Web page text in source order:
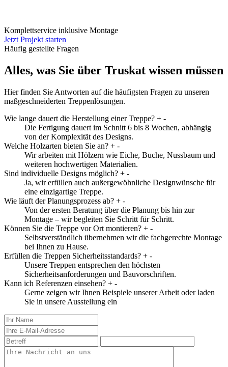
Komplettservice inklusive Montage
Jetzt Projekt starten
Häufig gestellte Fragen
Alles, was Sie über Truskat wissen müssen
Hier finden Sie Antworten auf die häufigsten Fragen zu unseren
maßgeschneiderten Treppenlösungen.
Wie lange dauert die Herstellung einer Treppe? + -
Die Fertigung dauert im Schnitt 6 bis 8 Wochen, abhängig
von der Komplexität des Designs.
Welche Holzarten bieten Sie an? + -
Wir arbeiten mit Hölzern wie Eiche, Buche, Nussbaum und
weiteren hochwertigen Materialien.
Sind individuelle Designs möglich? + -
Ja, wir erfüllen auch außergewöhnliche Designwünsche für
eine einzigartige Treppe.
Wie läuft der Planungsprozess ab? + -
Von der ersten Beratung über die Planung bis hin zur
Montage – wir begleiten Sie Schritt für Schritt.
Können Sie die Treppe vor Ort montieren? + -
Selbstverständlich übernehmen wir die fachgerechte Montage
bei Ihnen zu Hause.
Erfüllen die Treppen Sicherheitsstandards? + -
Unsere Treppen entsprechen den höchsten
Sicherheitsanforderungen und Bauvorschriften.
Kann ich Referenzen einsehen? + -
Gerne zeigen wir Ihnen Beispiele unserer Arbeit oder laden
Sie in unsere Ausstellung ein